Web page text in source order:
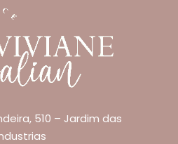
510 – Jardim das